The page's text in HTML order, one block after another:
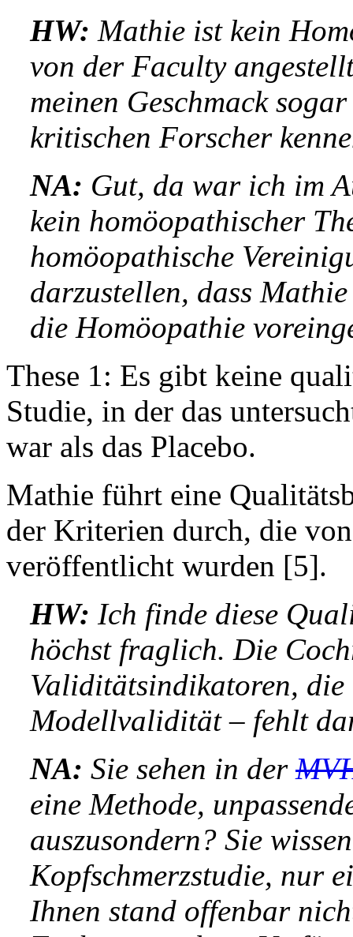
HW: Mathie ist kein
von der Faculty
meinen Geschmack
kritischen Forscher
NA: Gut, da war ich im
kein homöopathischer
homöopathische
darzustellen, dass
die Homöopathie
These 1: Es gibt keine
Studie, in der das
war als das Placebo.
Mathie führt eine
der Kriterien durch, die
veröffentlicht wurden [5].
HW: Ich finde diese
höchst fraglich. Die
Validitätsindikatoren,
Modellvalidität – fehlt
NA: Sie sehen in der
eine Methode,
auszusondern? Sie
Kopfschmerzstudie, nur
Ihnen stand offenbar